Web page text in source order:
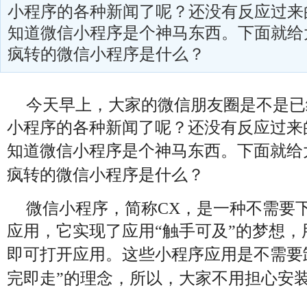
小程序的各种新闻了呢？还没有反应过
知道微信小程序是个神马东西。下面就
疯转的微信小程序是什么？
今天早上，大家的微信朋友圈是不是
小程序的各种新闻了呢？还没有反应过
知道微信小程序是个神马东西。下面就给
疯转的微信小程序是什么？
微信小程序，简称CX，是一种不需要
应用，它实现了应用“触手可及”的梦想
即可打开应用。这些小程序应用是不需要
完即走”的理念，所以，大家不用担心安